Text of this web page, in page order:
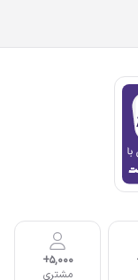
5,000+
مشتری